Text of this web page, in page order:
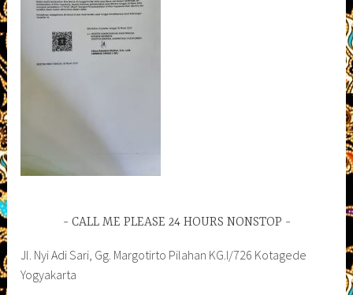
CALL ME PLEASE 24 HOURS NONSTOP
Jl. Nyi Adi Sari, Gg. Margotirto Pilahan KG.I/726 Kotagede
Yogyakarta